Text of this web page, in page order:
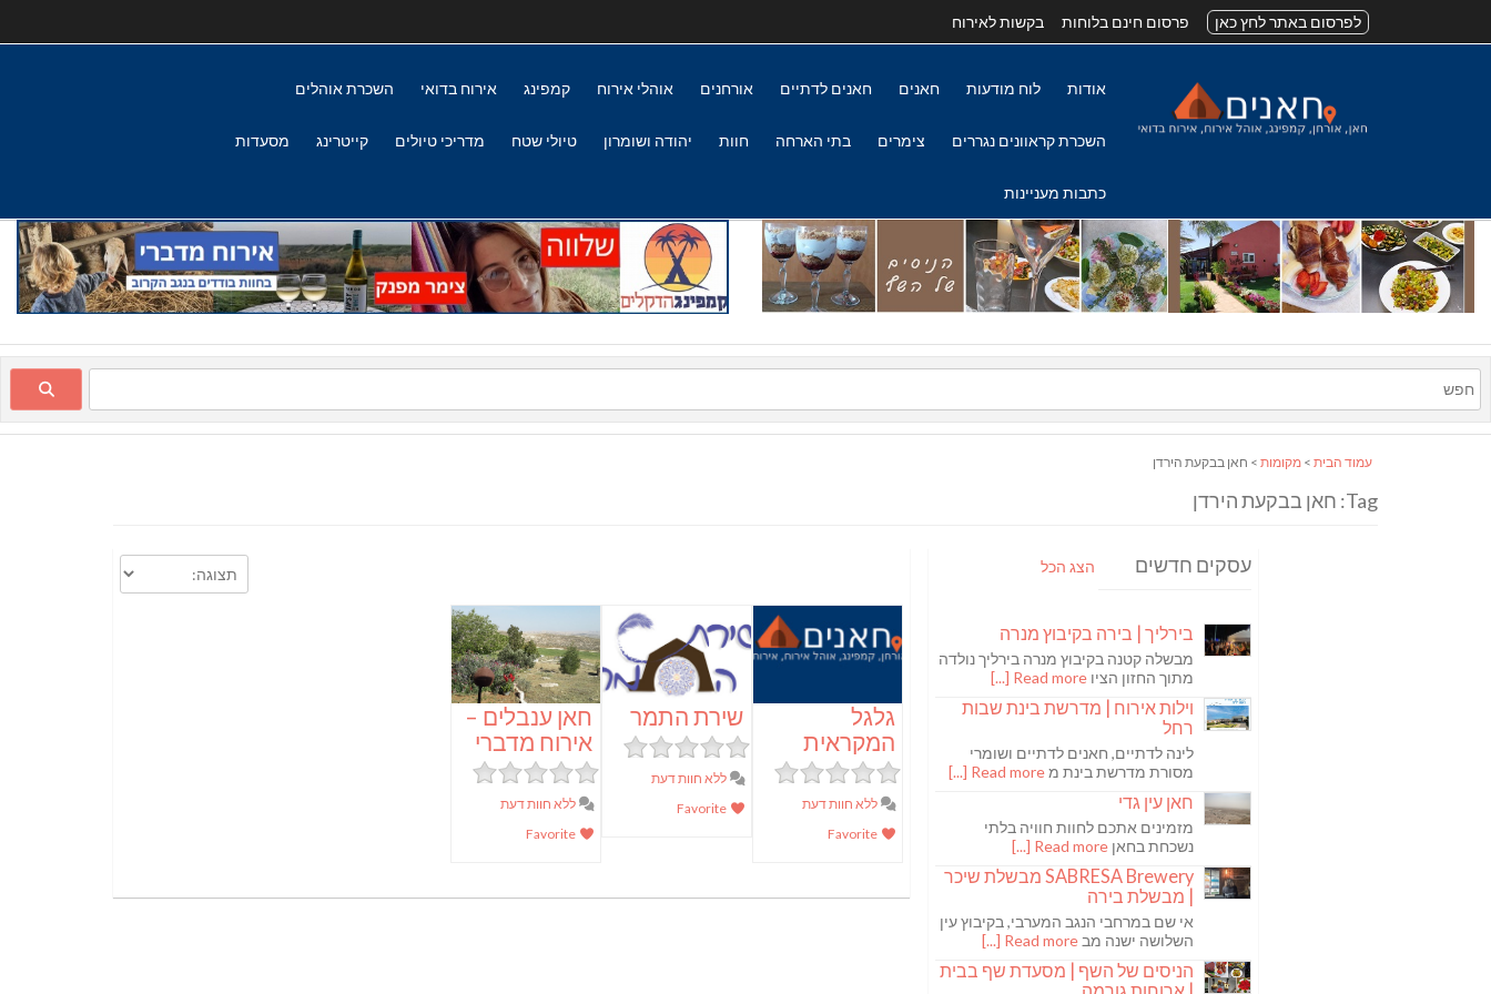
לפרסום באתר לחץ כאן פרסום חינם בלוחות בקשות לאירוח
אודות לוח מודעות חאנים חאנים לדתיים אורחנים אוהלי אירוח קמפינג אירוח בדואי השכרת אוהלים
השכרת קראוונים נגררים צימרים בתי הארחה חוות יהודה ושומרון טיולי שטח מדריכי טיולים קייטרינג מסעדות
כתבות מעניינות
עמוד הבית > מקומות > חאן בבקעת הירדן
Tag: חאן בבקעת הירדן
גלגל
המקראית
ללא חוות דעת
שירת התמר
ללא חוות דעת
חאן ענבלים –
אירוח מדברי
ללא חוות דעת
עסקים חדשים הצג הכל
בירליך | בירה בקיבוץ מנרה
מבשלה קטנה בקיבוץ מנרה בירליך נולדה
מתוך החזון הציו Read more [...]
וילות אירוח | מדרשת בינת שבות
רחל
לינה לדתיים, חאנים לדתיים ושומרי
מסורת מדרשת בינת מRead more [...]
חאן עין גדי
מזמינים אתכם לחוות חוויה בלתי
נשכחת בחאן Read more [...]
SABRESA Brewery מבשלת שיכר
| מבשלת בירה
אי שם במרחבי הנגב המערבי, בקיבוץ עין
השלושה ישנה מב Read more [...]
הניסים של השף | מסעדת שף בבית